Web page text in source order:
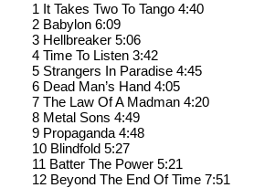
1 It Takes Two To Tango 4:40
2 Babylon 6:09
3 Hellbreaker 5:06
4 Time To Listen 3:42
5 Strangers In Paradise 4:45
6 Dead Man’s Hand 4:05
7 The Law Of A Madman 4:20
8 Metal Sons 4:49
9 Propaganda 4:48
10 Blindfold 5:27
11 Batter The Power 5:21
12 Beyond The End Of Time 7:51